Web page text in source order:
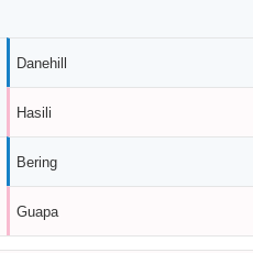
Danehill
Hasili
Bering
Guapa